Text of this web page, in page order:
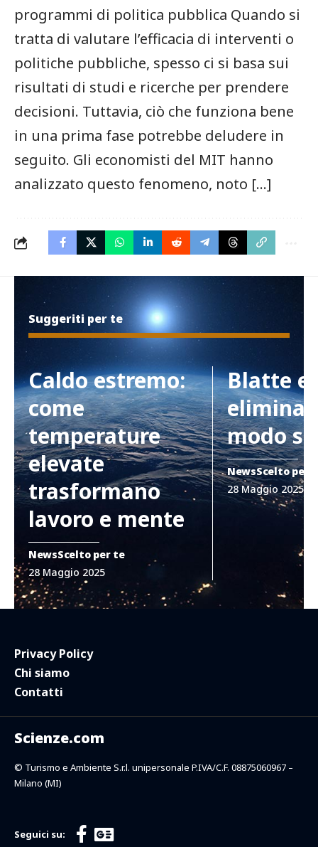
programmi di politica pubblica Quando si
tratta di valutare l’efficacia di interventi o
politiche pubbliche, spesso ci si basa sui
risultati di studi e ricerche per prendere
decisioni. Tuttavia, ciò che funziona bene
in una prima fase potrebbe deludere in
seguito. Gli economisti del MIT hanno
analizzato questo fenomeno, noto […]
Suggeriti per te
Caldo estremo:
come
temperature
elevate
trasformano
lavoro e mente
NewsScelto per te
28 Maggio 2025
Blatte e
modo
NewsScelto per
28 Maggio 2025
Seguici su:
Scienze.com
© Turismo e Ambiente S.r.l. unipersonale P.IVA/C.F. 08875060967 –
Milano (MI)
Privacy Policy
Chi siamo
Contatti